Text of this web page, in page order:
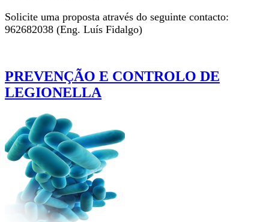
Solicite uma proposta através do seguinte contacto:
962682038 (Eng. Luís Fidalgo)
PREVENÇÃO E CONTROLO DE
LEGIONELLA